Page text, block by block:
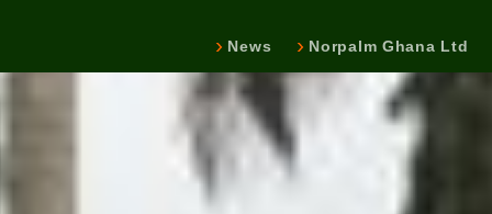
News Norpalm Ghana Ltd